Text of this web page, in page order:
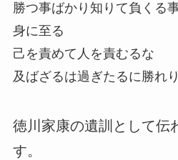
勝つ事ばかり知りて負くる
身に至る
己を責めて人を責むるな
及ばざるは過ぎたるに勝れり
徳川家康の遺訓として伝
す。